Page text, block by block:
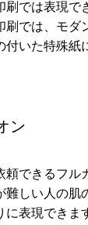
刷では表現で
刷では、モダ
付いた特殊紙
ン
頼できるフル
難しい人の肌
表現できま